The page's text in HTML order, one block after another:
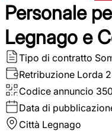
Personale
Legnago e
Tipo di contratto
Retribuzione Lorda
Codice annuncio
Data di
Città Legnago